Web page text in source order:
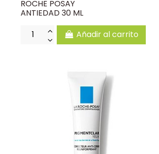
ROCHE POSAY
ANTIEDAD 30 ML
Añadir al carrito